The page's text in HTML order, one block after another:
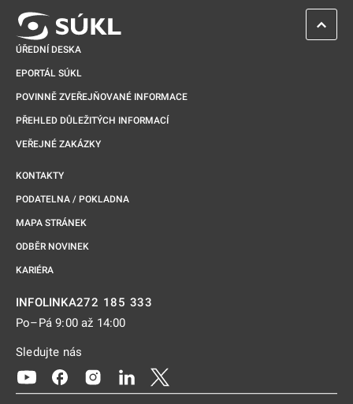
ÚŘEDNÍ DESKA
EPORTÁL SÚKL
POVINNĚ ZVEŘEJŇOVANÉ INFORMACE
PŘEHLED DŮLEŽITÝCH INFORMACÍ
VEŘEJNÉ ZAKÁZKY
KONTAKTY
PODATELNA / POKLADNA
MAPA STRÁNEK
ODBĚR NOVINEK
KARIÉRA
INFOLINKA272 185 333
Po–Pá 9:00 až 14:00
Sledujte nás
Odkaz se otevře na nové kartě
Odkaz se otevře na nové kartě
Odkaz se otevře na nové kartě
Odkaz se otevře na nové kartě
ZPĚT